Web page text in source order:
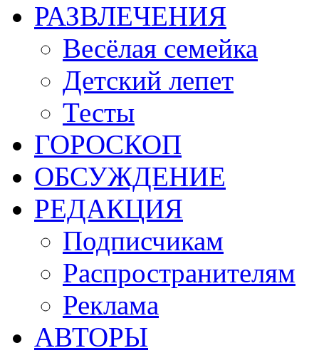
РАЗВЛЕЧЕНИЯ
Весёлая семейка
Детский лепет
Тесты
ГОРОСКОП
ОБСУЖДЕНИЕ
РЕДАКЦИЯ
Подписчикам
Распространителям
Реклама
АВТОРЫ